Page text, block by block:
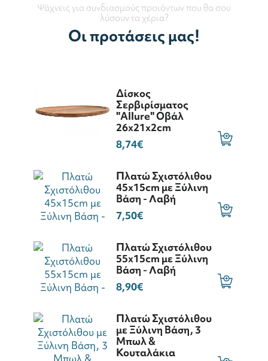
Ψάχνεις για συνδιασμούς προιόντων που θα σου
λύσουν τα χέρια?
Οι προτάσεις μας!
Δίσκος
Σερβιρίσματος
"Allure" Οβάλ
26x21x2cm
8,74€
Πλατώ Σχιστόλιθου
45x15cm με Ξύλινη
Βάση - Λαβή
7,50€
Πλατώ Σχιστόλιθου
55x15cm με Ξύλινη
Βάση - Λαβή
8,90€
Πλατώ Σχιστόλιθου
με Ξύλινη Βάση, 3
Μπωλ &
Κουταλάκια